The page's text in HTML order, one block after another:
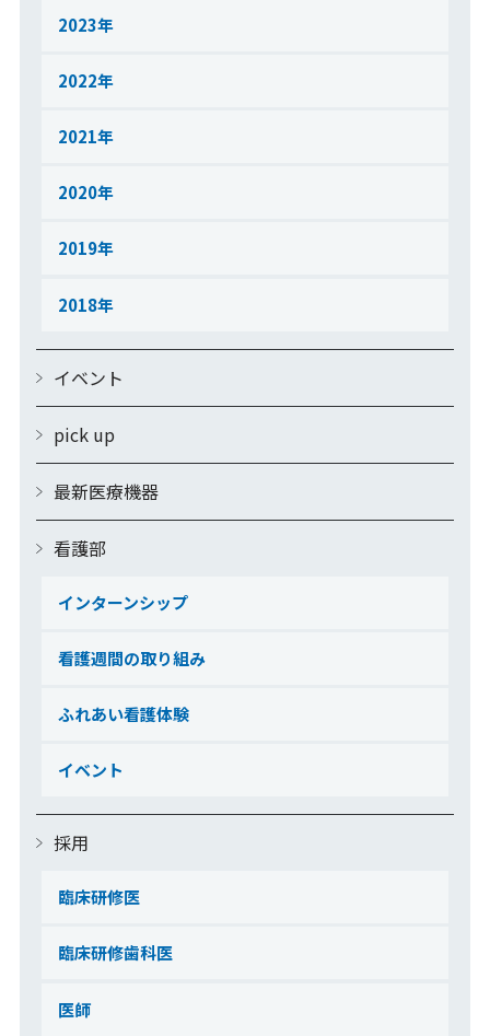
2023
2022
2021
2020
2019
2018
イベント
pick up
最新医療機器
看護部
インターンシップ
看護週間の取り組み
ふれあい看護体験
イベント
採用
臨床研修医
臨床研修歯科医
医師